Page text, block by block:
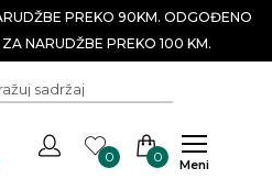
PREKO 90KM. ODGOĐENO
NARUDŽBE PREKO 100 KM.
0 0 Meni